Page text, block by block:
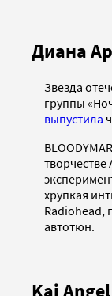
Диана
Звезда
группы
выпустила
хрупкая
Radiohead,
автотюн.
Kai